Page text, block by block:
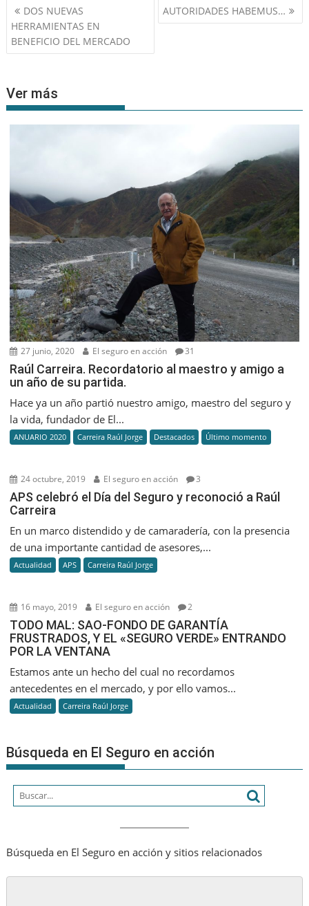
Navegación
de
entradas
DOS NUEVAS
HERRAMIENTAS EN
BENEFICIO DEL MERCADO
AUTORIDADES HABEMUS…
Ver más
27 junio, 2020 El seguro en acción 31
Raúl Carreira. Recordatorio al maestro y amigo a
un año de su partida.
Hace ya un año partió nuestro amigo, maestro del seguro y
la vida, fundador de El...
ANUARIO 2020 Carreira Raúl Jorge Destacados Último momento
24 octubre, 2019 El seguro en acción 3
APS celebró el Día del Seguro y reconoció a Raúl
Carreira
En un marco distendido y de camaradería, con la presencia
de una importante cantidad de asesores,...
Actualidad APS Carreira Raúl Jorge
16 mayo, 2019 El seguro en acción 2
TODO MAL: SAO-FONDO DE GARANTÍA
FRUSTRADOS, Y EL «SEGURO VERDE» ENTRANDO
POR LA VENTANA
Estamos ante un hecho del cual no recordamos
antecedentes en el mercado, y por ello vamos...
Actualidad Carreira Raúl Jorge
Búsqueda en El Seguro en acción
Búsqueda en El Seguro en acción y sitios relacionados